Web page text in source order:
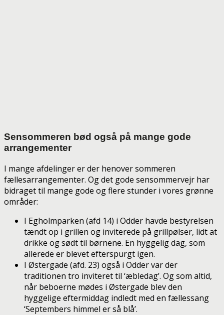
Sensommeren bød også på mange gode
arrangementer
I mange afdelinger er der henover sommeren
fællesarrangementer. Og det gode sensommervejr har
bidraget til mange gode og flere stunder i vores grønne
områder:
I Egholmparken (afd 14) i Odder havde bestyrelsen
tændt op i grillen og inviterede på grillpølser, lidt at
drikke og sødt til børnene. En hyggelig dag, som
allerede er blevet efterspurgt igen.
I Østergade (afd. 23) også i Odder var der
traditionen tro inviteret til ‘æbledag’. Og som altid,
når beboerne mødes i Østergade blev den
hyggelige eftermiddag indledt med en fællessang
‘Septembers himmel er så blå’.